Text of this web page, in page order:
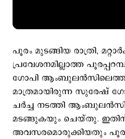
പൂരം മുടങ്ങിയ രാത്രി,
പ്രവേശനമില്ലാത്ത
ഗോപി
മാത്രമായിരുന്ന സുരേഷ്
ചര്‍ച്ച നടത്തി
മടങ്ങുകയും ചെയ്തു.
അവസരമൊരുക്കിയതും